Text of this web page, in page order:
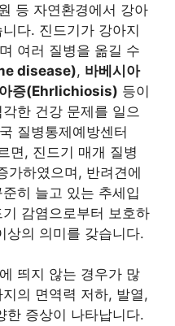
등 자연환경에서 강아
다. 진드기가 강아지
여러 질병을 옮길 수
disease), 바베시아
증(Ehrlichiosis) 등이
한 건강 문제를 일으
질병통제예방센터
면, 진드기 매개 질병
가하였으며, 반려견에
히 늘고 있는 추세입
감염으로부터 보호하
상의 의미를 갖습니다.
띄지 않는 경우가 많
의 면역력 저하, 발열,
한 증상이 나타납니다.